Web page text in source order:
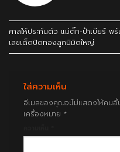
ศาลให้ประกันตัว แม่ตั๊ก-ป๋าเบียร์ พ
เลขเด็ดปิดทองลูกนิมิตใหญ่
ใส่ความเห็น
อีเมลของคุณจะไม่แสดงให้คนอื่
เครื่องหมาย *